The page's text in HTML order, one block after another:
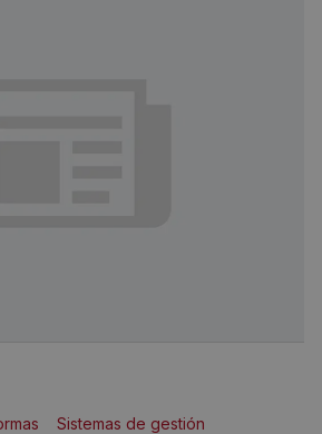
Sistemas de gestión